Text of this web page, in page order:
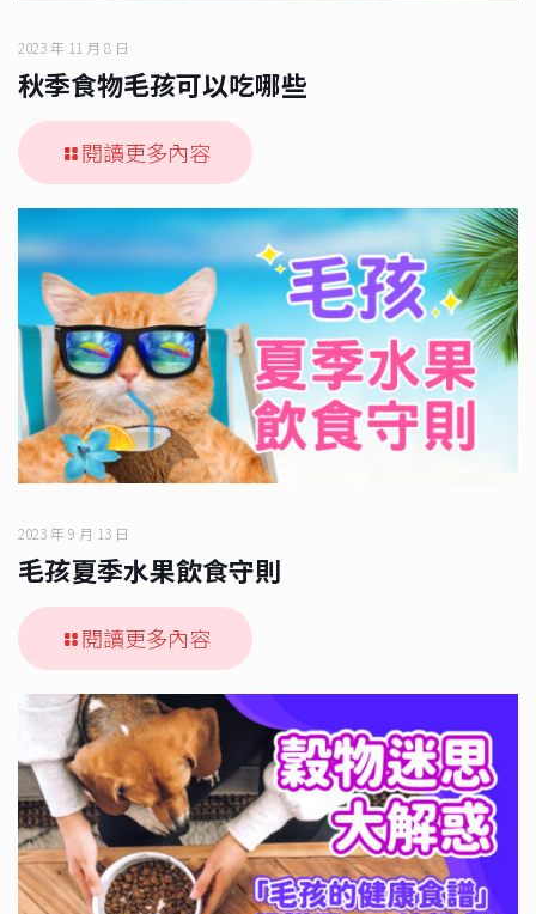
2023 年 11 月 8 日
秋季食物毛孩可以吃哪些
閱讀更多內容
2023 年 9 月 13 日
毛孩夏季水果飲食守則
閱讀更多內容